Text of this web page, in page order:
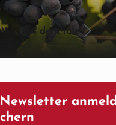
aus der Pfalz